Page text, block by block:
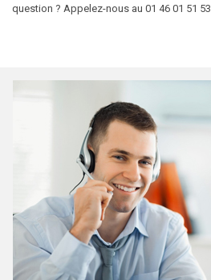
question ? Appelez-nous au 01 46 01 51 53